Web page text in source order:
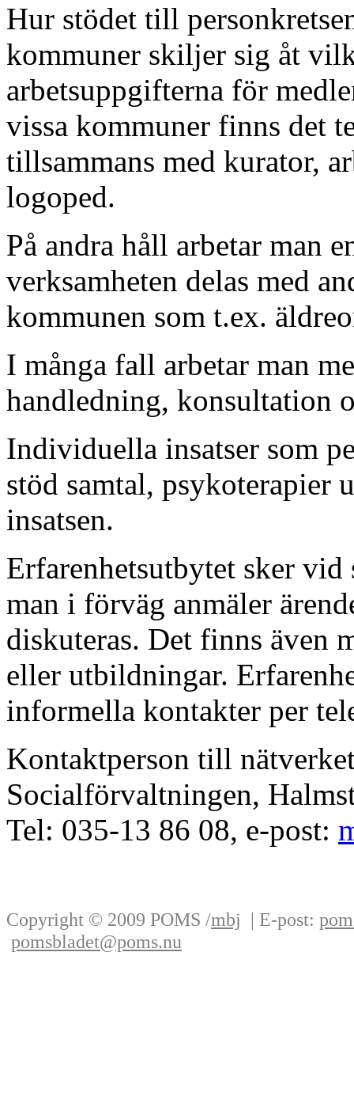
Hur stödet till
kommuner skiljer sig åt
arbetsuppgifterna för
vissa kommuner finns det
tillsammans med kurator,
logoped.
På andra håll arbetar man
verksamheten delas med
kommunen som t.ex.
I många fall arbetar man
handledning, konsultation
Individuella insatser som
stöd samtal, psykoterapier
insatsen.
Erfarenhetsutbytet sker vid
man i förväg anmäler
diskuteras. Det finns även
eller utbildningar.
informella kontakter per
Kontaktperson till
Socialförvaltningen,
Tel: 035-13 86 08, e-post:
Copyright © 2009 POMS /mbj | E-post:
pomsbladet@poms.nu